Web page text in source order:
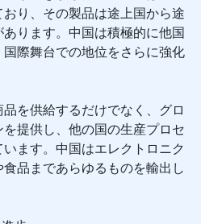
り、その製品は途上国から途
ります。中国は積極的に他国
際舞台での地位をさらに強化
を供給するだけでなく、グロ
提供し、他の国の生産プロセ
ます。中国はエレクトロニク
品まであらゆるものを輸出し